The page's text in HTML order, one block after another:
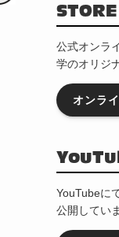
STORE
公式オンラ
学のオリジ
オンラ
YouTubeに
公開してい